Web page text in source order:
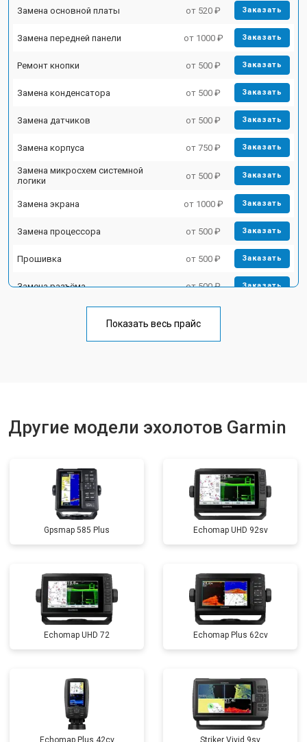
Замена основной платы от 520 ₽ Заказать
Замена передней панели от 1000 ₽ Заказать
Ремонт кнопки от 500 ₽ Заказать
Замена конденсатора от 500 ₽ Заказать
Замена датчиков от 500 ₽ Заказать
Замена корпуса от 750 ₽ Заказать
Замена микросхем системной
логики
от 500 ₽ Заказать
Замена экрана от 1000 ₽ Заказать
Замена процессора от 500 ₽ Заказать
Прошивка от 500 ₽ Заказать
Замена разъёма от 500 ₽ Заказать
от 500 ₽
Показать весь прайс
Другие модели эхолотов Garmin
Gpsmap 585 Plus Echomap UHD 92sv
Echomap UHD 72 Echomap Plus 62cv
Echomap Plus 42cv Striker Vivid 9sv